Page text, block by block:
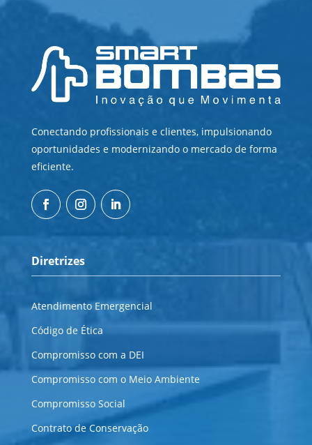
Conectando profissionais e clientes, impulsionando
oportunidades e modernizando o mercado de forma
eficiente.
Diretrizes
Atendimento Emergencial
Código de Ética
Compromisso com a DEI
Compromisso com o Meio Ambiente
Compromisso Social
Contrato de Conservação